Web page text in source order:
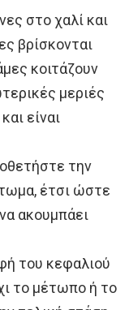
στο χαλί και
βρίσκονται
κοιτάζουν
μεριές
είναι
την
έτσι ώστε
ακουμπάει
του κεφαλιού
το μέτωπο ή το